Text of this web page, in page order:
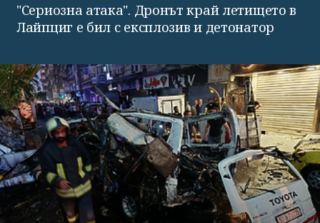
"Сериозна атака". Дронът край летището в
Лайпциг е бил с експлозив и детонатор